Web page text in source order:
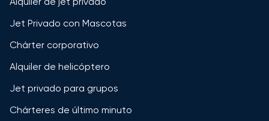
Jet Privado con Mascotas
Chárter corporativo
Alquiler de helicóptero
Jet privado para grupos
Chárteres de último minuto